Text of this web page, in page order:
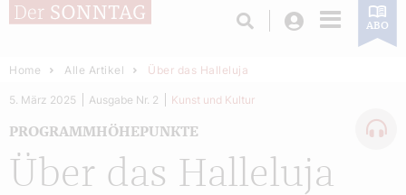
Login ABO
Home Alle Artikel Über das Halleluja
Über das Halleluja
PROGRAMMHÖHEPUNKTE
5. März 2025 Ausgabe Nr. 2 Kunst und Kultur